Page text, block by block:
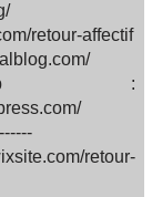
retour-affectif
:
retour-